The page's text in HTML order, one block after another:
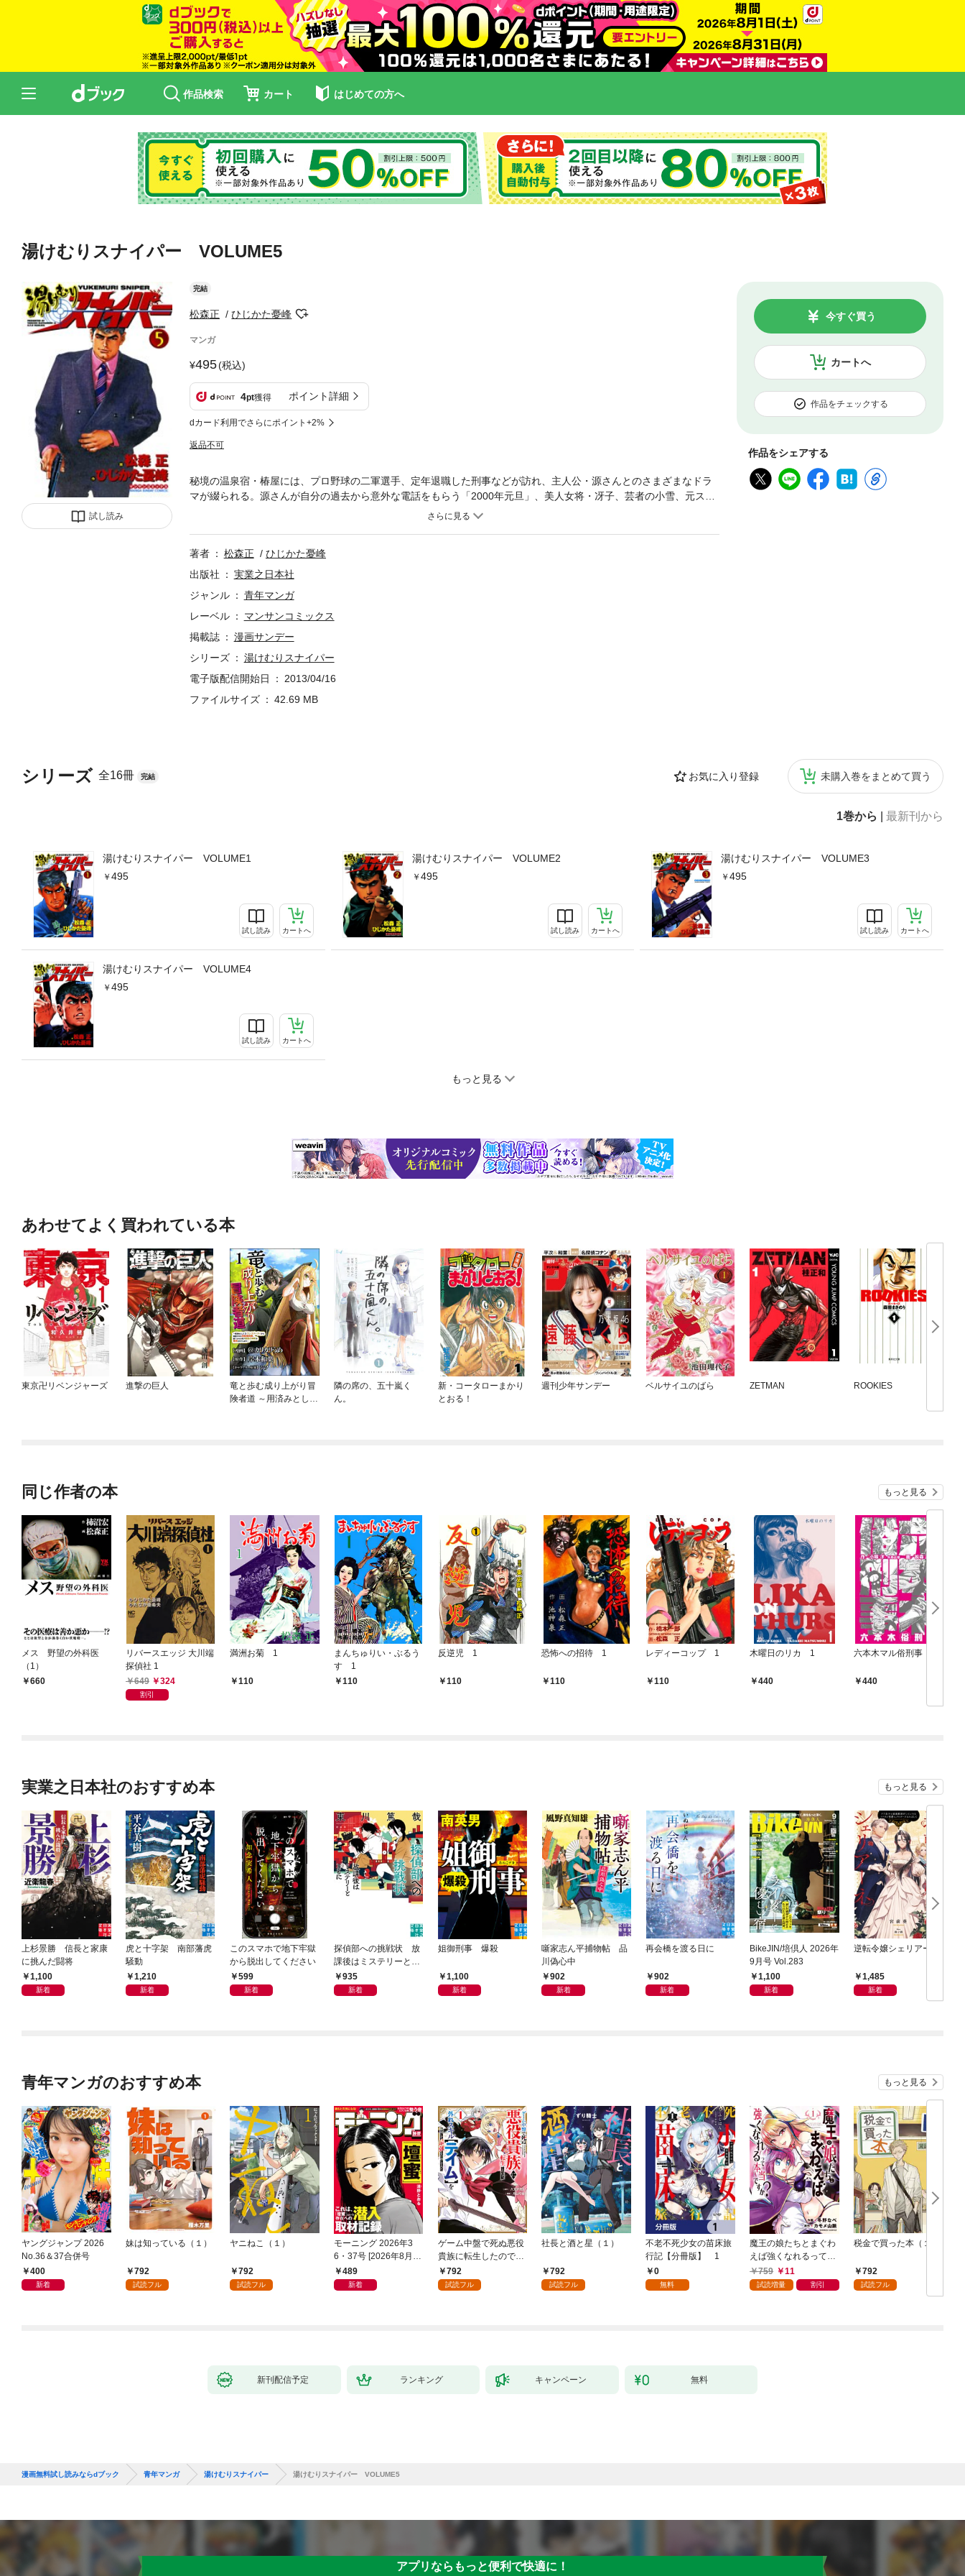
作品検索 カート はじめての方へ
湯けむりスナイパー VOLUME5
試し読み
完結
松森正 ひじかた憂峰
マンガ
495(税込)
4pt獲得 ポイント詳細
dカード利用でさらにポイント+2%
返品不可
カートへ
今すぐ買う
作品をチェックする
作品をシェアする
シリーズ 全16冊 完結 お気に入り登録 未購入巻をまとめて買う
1巻から 最新刊から
湯けむりスナイパー VOLUME1
495
試し読み カートへ
湯けむりスナイパー VOLUME2
495
試し読み カートへ
湯けむりスナイパー VOLUME3
495
試し読み カートへ
湯けむりスナイパー VOLUME4
495
試し読み カートへ
もっと見る
秘境の温泉宿・椿屋には、プロ野球の二軍選手、定年退職した刑事などが訪れ、主人公・源さんとのさまざまなドラ
マが綴られる。源さんが自分の過去から意外な電話をもらう「2000年元旦」、美人女将・冴子、芸者の小雪、元スト
リッパーの山岸トモヨの3人が一堂に介し、この3人の誰かに心を奪われてしまいかもしれない、と自覚する「新年会
著者 松森正
ひじかた憂峰
出版社
実業之日本社
ジャンル
青年マンガ
レーベル
マンサンコミックス
掲載誌
漫画サンデー
シリーズ
湯けむりスナイパー
電子版配信開始日
2013/04/16
ファイルサイズ
42.69 MB
あわせてよく買われている本
東京卍リベンジャーズ 進撃の巨人
竜と歩む成り上がり冒
険者道 ～用済みとして
隣の席の、五十嵐く
ん。
新・コータローまかり
とおる！
週刊少年サンデー ベルサイユのばら ZETMAN ROOKIES
同じ作者の本 もっと見る
メス 野望の外科医
（1）
660
リバースエッジ 大川端
探偵社 1
649
324
割引
満洲お菊 1
110
まんちゅりい・ぶるう
す 1
110
反逆児 1
110
恐怖への招待 1
110
レディーコップ 1
110
木曜日のリカ 1
440
六本木マル俗刑事
440
実業之日本社のおすすめ本 もっと見る
上杉景勝 信長と家康
に挑んだ闘将
1,100
新着
虎と十字架 南部藩虎
騒動
1,210
新着
このスマホで地下牢獄
から脱出してください
599
新着
探偵部への挑戦状 放
課後はミステリーとと
もに 新装版
935
新着
姐御刑事 爆殺
1,100
新着
噺家志ん平捕物帖 品
川偽心中
902
新着
再会橋を渡る日に
902
新着
BikeJIN/培倶人 2026年
9月号 Vol.283
1,100
新着
逆転令嬢シェリアーネ
1,485
新着
青年マンガのおすすめ本 もっと見る
ヤングジャンプ 2026
No.36＆37合併号
400
新着
妹は知っている（１）
792
試読フル
ヤニねこ（１）
792
試読フル
モーニング 2026年3
6・37号 [2026年8月6
日発売]
489
新着
ゲーム中盤で死ぬ悪役
貴族に転生したので、
外れスキル【テイム】
を駆使して最強を目指
792
試読フル
社長と酒と星（１）
792
試読フル
不老不死少女の苗床旅
行記【分冊版】 1
0
無料
魔王の娘たちとまぐわ
えば強くなれるって本
当ですか？【特典ペー
パー付き】【カラーペ
759 11
試読増量 割引
税金で買った本（１）
792
試読フル
新刊配信予定 ランキング キャンペーン 無料
漫画無料試し読みならdブック 青年マンガ 湯けむりスナイパー 湯けむりスナイパー VOLUME5
アプリならもっと便利で快適に！